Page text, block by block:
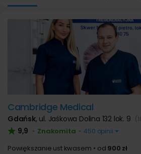
Cambridge Medical
Gdańsk, ul. Jaśkowa Dolina 132 lok. 9
9,9 • Znakomita • 450 opinii
Powiększanie ust kwasem od 900 zł